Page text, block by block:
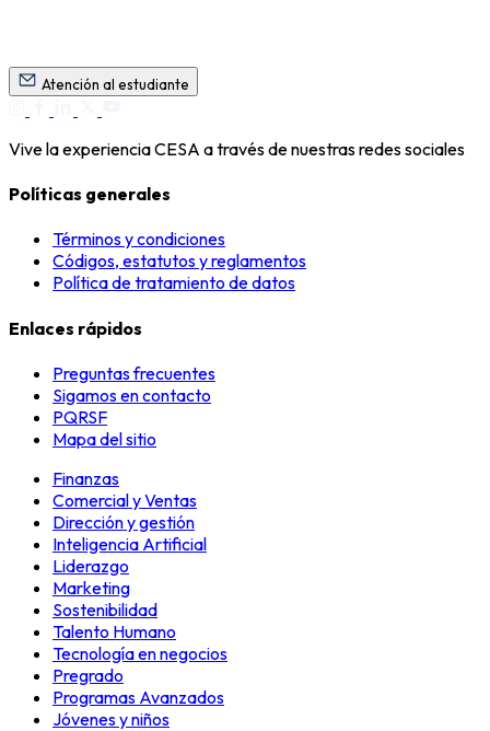
Atención al estudiante
Vive la experiencia CESA a través de nuestras redes sociales
Políticas generales
Términos y condiciones
Códigos, estatutos y reglamentos
Política de tratamiento de datos
Enlaces rápidos
Preguntas frecuentes
Sigamos en contacto
PQRSF
Mapa del sitio
Finanzas
Comercial y Ventas
Dirección y gestión
Inteligencia Artificial
Liderazgo
Marketing
Sostenibilidad
Talento Humano
Tecnología en negocios
Pregrado
Programas Avanzados
Jóvenes y niños